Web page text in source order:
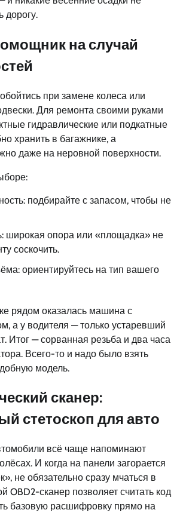
дорогу.
на случай
при замене колеса или
Для ремонта своими руками
гидравлические или подкатные
хранить в багажнике, а
даже на неровной поверхности.
подбирайте с запасом, чтобы не
широкая опора или «площадка» не
соскочить.
ориентируйтесь на тип вашего
рядом оказалась машина с
а у водителя — только устаревший
Итог — сорванная резьба и два часа
Всего-то и надо было взять
модель.
сканер:
стетоскоп для авто
всё чаще напоминают
И когда на панели загорается
не обязательно сразу мчаться в
OBD2-сканер позволяет считать код
базовую расшифровку прямо на